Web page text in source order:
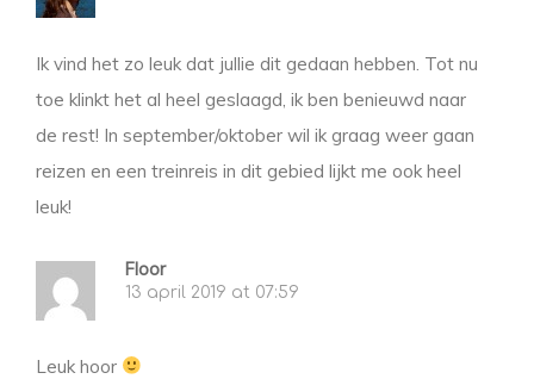
Ik vind het zo leuk dat jullie dit gedaan hebben. Tot nu
toe klinkt het al heel geslaagd, ik ben benieuwd naar
de rest! In september/oktober wil ik graag weer gaan
reizen en een treinreis in dit gebied lijkt me ook heel
leuk!
Floor
13 april 2019 at 07:59
Leuk hoor